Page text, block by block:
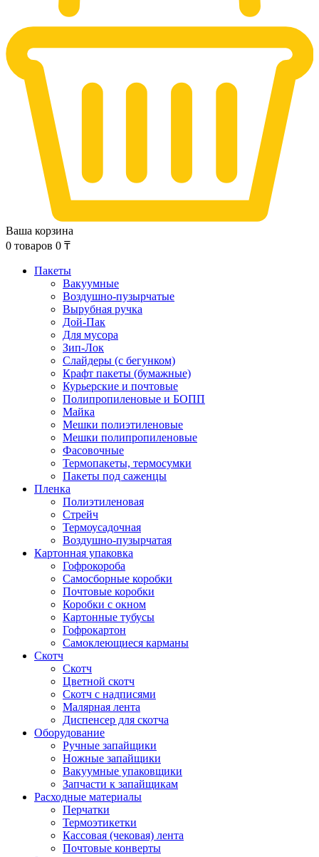
Ваша корзина
0 товаров 0 ₸
Пакеты
Вакуумные
Воздушно-пузырчатые
Вырубная ручка
Дой-Пак
Для мусора
Зип-Лок
Слайдеры (с бегунком)
Крафт пакеты (бумажные)
Курьерские и почтовые
Полипропиленовые и БОПП
Майка
Мешки полиэтиленовые
Мешки полипропиленовые
Фасовочные
Термопакеты, термосумки
Пакеты под саженцы
Пленка
Полиэтиленовая
Стрейч
Термоусадочная
Воздушно-пузырчатая
Картонная упаковка
Гофрокороба
Самосборные коробки
Почтовые коробки
Коробки с окном
Картонные тубусы
Гофрокартон
Самоклеющиеся карманы
Скотч
Скотч
Цветной скотч
Скотч с надписями
Малярная лента
Диспенсер для скотча
Оборудование
Ручные запайщики
Ножные запайщики
Вакуумные упаковщики
Запчасти к запайщикам
Расходные материалы
Перчатки
Термоэтикетки
Кассовая (чековая) лента
Почтовые конверты